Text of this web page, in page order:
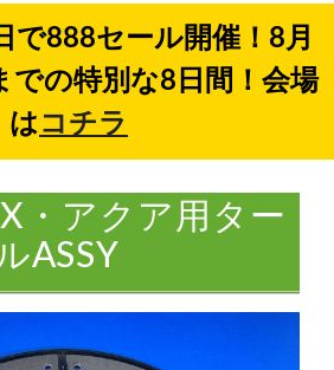
で888セール開催！8月
での特別な8日間！会場
はコチラ
・アクア用ター
ASSY